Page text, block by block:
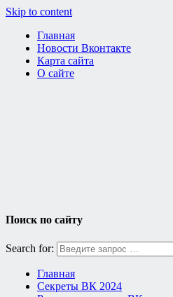
Skip to content
Главная
Новости Вконтакте
Карта сайта
О сайте
Поиск по сайту
Search for:
Главная
Секреты ВК 2024